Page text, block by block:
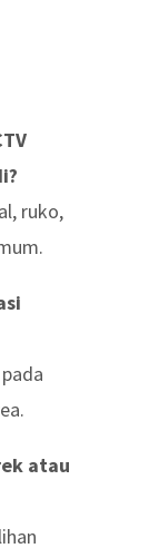
ruko,
atau